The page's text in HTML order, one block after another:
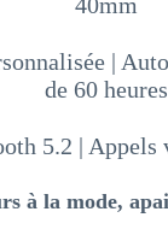
|
de 60 heures
5.2 | Appels
à la mode,